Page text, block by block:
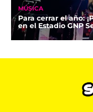
MÚSICA
Para cerrar el año:
en el Estadio GNP